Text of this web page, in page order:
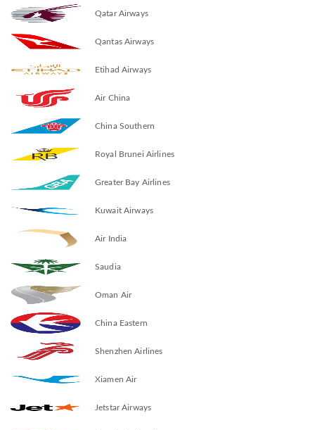
Qatar Airways
Qantas Airways
Etihad Airways
Air China
China Southern
Royal Brunei Airlines
Greater Bay Airlines
Kuwait Airways
Air India
Saudia
Oman Air
China Eastern
Shenzhen Airlines
Xiamen Air
Jetstar Airways